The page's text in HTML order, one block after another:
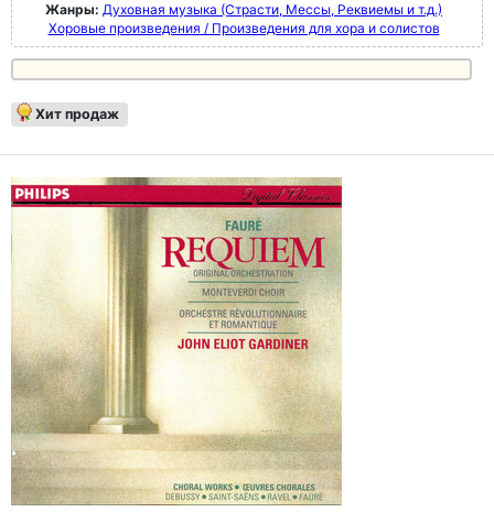
Жанры: Духовная музыка (Страсти, Мессы, Реквиемы и т.д.)
Хоровые произведения / Произведения для хора и солистов
Хит продаж